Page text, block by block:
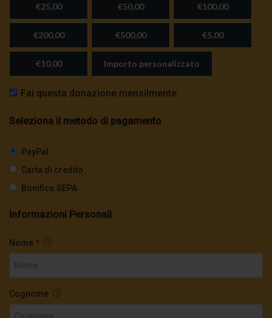
€25,00 €50,00 €100,00
€200,00 €500,00 €5,00
€10,00 Importo personalizzato
Fai questa donazione mensilmente
Seleziona il metodo di pagamento
PayPal
Carta di credito
Bonifico SEPA
Informazioni Personali
Nome *
Cognome